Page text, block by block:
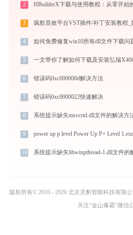
2 HBuilderX下载与使用教程：从零开始
3 疯歌音效平台VST插件/补丁安装教程
4 如何免费修复win10所有dll文件下载问
5 一文带你了解如何下载及安装弘瑞
6 错误码0xc000000d解决方法
7 错误码0xc0000022快速解决
8 系统提示缺失msvcrtd.dll文件的解决方
9
10 系统提示缺失libwinpthread-1.dll文件的
版权所有© 2010 - 2026 北京灵豹智能科技有限公
关注“金山毒霸”微信